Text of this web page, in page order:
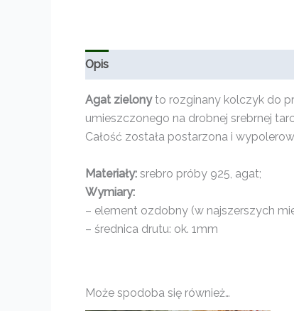
Opis
Agat zielonyto rozginany kolczyk do
umieszczonego na drobnej srebrnej
Całość została postarzona i
Materiały: srebro próby 925, agat;
Wymiary:
– element ozdobny (w najszerszych
– średnica drutu: ok. 1mm
Może spodoba się również…